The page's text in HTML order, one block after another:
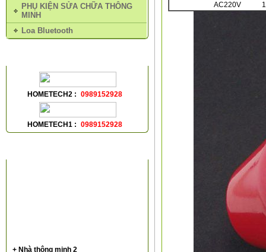
PHỤ KIỆN SỬA CHỮA THÔNG
MINH
Loa Bluetooth
HOMETECH2 : 0989152928
HOMETECH1 : 0989152928
+ Nhà thông minh 2
AC220V